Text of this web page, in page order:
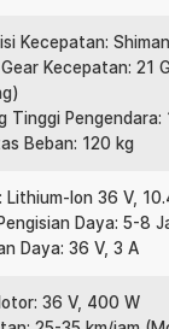
Kecepatan:
Kecepatan: 21
Tinggi
Beban: 120 kg
Lithium-Ion 36 V,
Daya: 5-8
Daya: 36 V, 3 A
36 V, 400 W